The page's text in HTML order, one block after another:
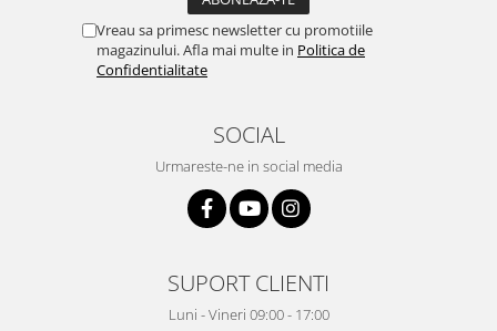
Vreau sa primesc newsletter cu promotiile
magazinului. Afla mai multe in Politica de
Confidentialitate
SOCIAL
Urmareste-ne in social media
SUPORT CLIENTI
Luni - Vineri 09:00 - 17:00